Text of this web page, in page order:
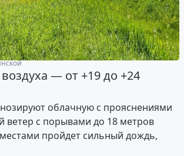
— от +19 до +24
облачную с прояснениями
ветер с порывами до 18 метров
пройдет сильный дождь,